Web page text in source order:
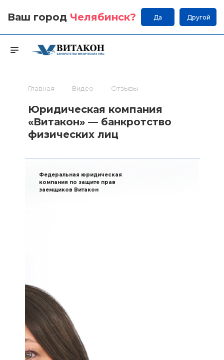
Ваш город Челябинск? Да Другой
Главная Видео Отзывы
Юридическая компания
«Витакон» — банкротство
физических лиц
Федеральная юридическая
компания по защите прав
заемщиков Витакон